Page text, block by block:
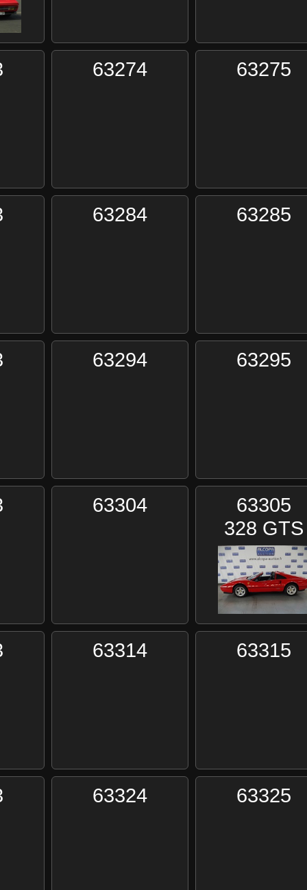
63274 63275
63284 63285
63294 63295
63304
63305
328 GTS
63314 63315
63324 63325